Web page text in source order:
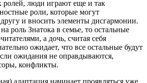
люди играют еще и так
роли, которые могут
и вносить элементы дисгармонии.
роль Знатока в семье, то остальные
а дочь, считая себя
ожидает, что все остальные будут
ожидания не оправдываются,
конфликты.